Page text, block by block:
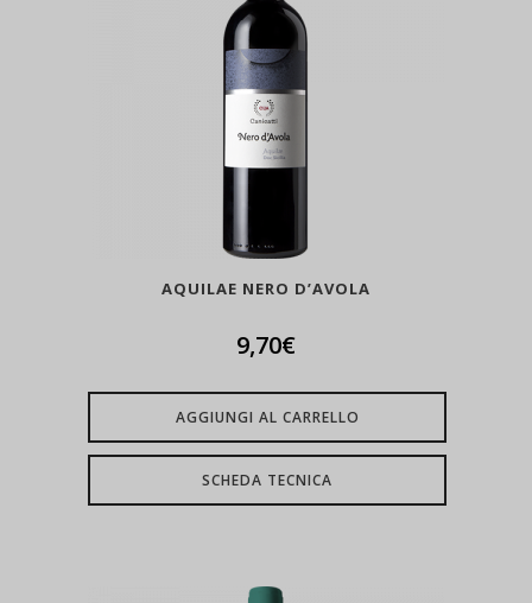
AQUILAE NERO D’AVOLA
9,70€
AGGIUNGI AL CARRELLO
SCHEDA TECNICA